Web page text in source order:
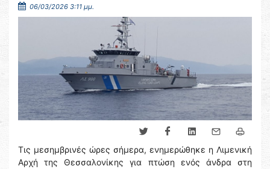
06/03/2026 3:11 μμ.
Τις μεσημβρινές ώρες σήμερα, ενημερώθηκε η Λιμενική
Αρχή της Θεσσαλονίκης για πτώση ενός άνδρα στη